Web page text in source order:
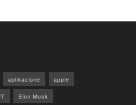
aplikacione apple
Elon Musk